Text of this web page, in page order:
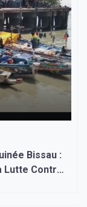
Bissau :
Lutte Contre